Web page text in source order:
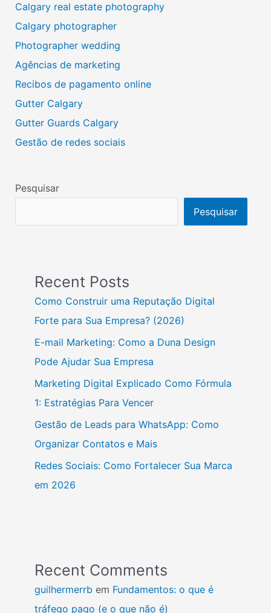
Calgary real estate photography
Calgary photographer
Photographer wedding
Agências de marketing
Recibos de pagamento online
Gutter Calgary
Gutter Guards Calgary
Gestão de redes sociais
Pesquisar
Pesquisar
Recent Posts
Como Construir uma Reputação Digital
Forte para Sua Empresa? (2026)
E-mail Marketing: Como a Duna Design
Pode Ajudar Sua Empresa
Marketing Digital Explicado Como Fórmula
1: Estratégias Para Vencer
Gestão de Leads para WhatsApp: Como
Organizar Contatos e Mais
Redes Sociais: Como Fortalecer Sua Marca
em 2026
Recent Comments
guilhermerrb em Fundamentos: o que é
tráfego pago (e o que não é)